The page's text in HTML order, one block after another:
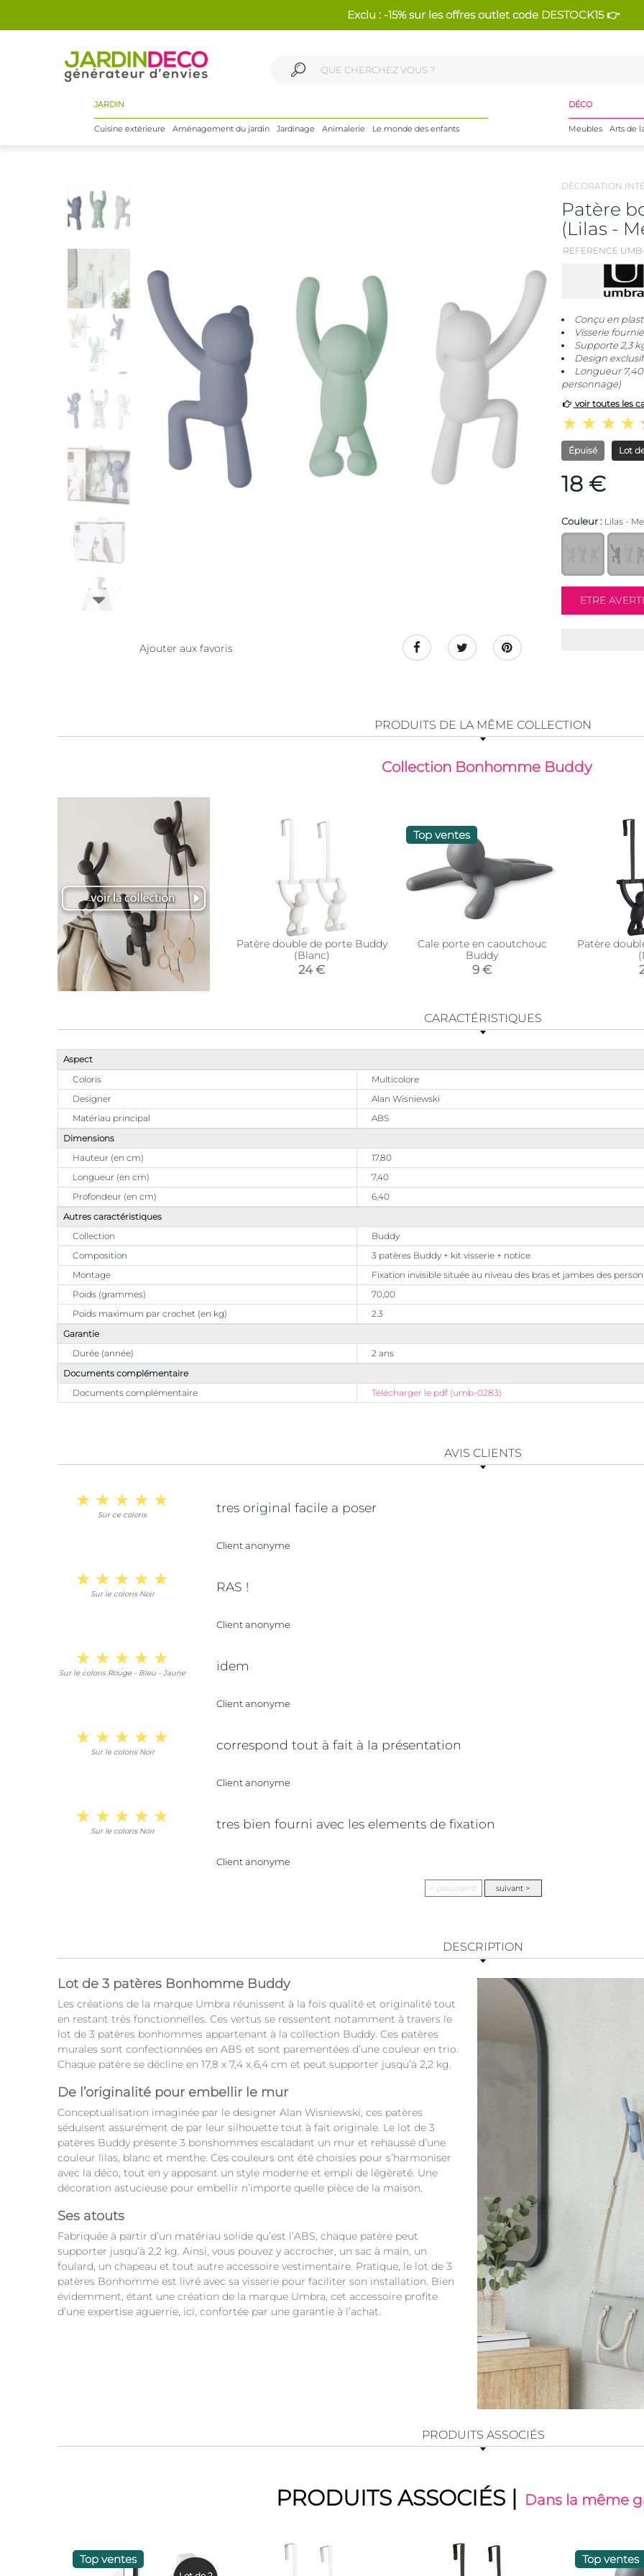
Exclu : -15% sur les offres outlet code DESTOCK15 👉
JARDIN
Cuisine extérieure Aménagement du jardin Jardinage Animalerie Le monde des enfants
DÉCO
Meubles Arts de
Ajouter aux favoris
DÉCORATION
Patère
(Lilas -
REFERENCE
Conçu en
Visserie
Supporte 2,3
Design
Longueur
personnage)
voir toutes les
Épuisé Lot
18 €
Couleur : Lilas -
PRODUITS DE LA MÊME COLLECTION
Collection Bonhomme Buddy
Patère double de porte Buddy
(Blanc)
24 €
Top ventes
Cale porte en caoutchouc
Buddy
9 €
Patère
CARACTÉRISTIQUES
Aspect
Coloris
Multicolore
Designer
Alan Wisniewski
Matériau principal
ABS
Dimensions
Hauteur (en cm)
17,80
Longueur (en cm)
7,40
Profondeur (en cm)
6,40
Autres caractéristiques
Collection
Buddy
Composition
3 patères Buddy + kit visserie + notice
Montage
Fixation invisible située au niveau des bras et jambes des
Poids (grammes)
70,00
Poids maximum par crochet (en kg)
2.3
Garantie
Durée (année)
2 ans
Documents complémentaire
Documents complémentaire
Télécharger le pdf (umb-0283)
AVIS CLIENTS
Sur ce coloris tres original facile a poser
Client anonyme
Sur le coloris Noir RAS !
Client anonyme
Sur le coloris Rouge - Bleu - Jaune idem
Client anonyme
Sur le coloris Noir correspond tout à fait à la présentation
Client anonyme
Sur le coloris Noir tres bien fourni avec les elements de fixation
Client anonyme
DESCRIPTION
Lot de 3 patères Bonhomme Buddy
Les créations de la marque Umbra réunissent à la fois qualité et originalité tout
en restant très fonctionnelles. Ces vertus se ressentent notamment à travers le
lot de 3 patères bonhommes appartenant à la collection Buddy. Ces patères
murales sont confectionnées en ABS et sont parementées d’une couleur en trio.
Chaque patère se décline en 17,8 x 7,4 x 6,4 cm et peut supporter jusqu’à 2,2 kg.
De l’originalité pour embellir le mur
Conceptualisation imaginée par le designer Alan Wisniewski, ces patères
séduisent assurément de par leur silhouette tout à fait originale. Le lot de 3
patères Buddy présente 3 bonshommes escaladant un mur et rehaussé d’une
couleur lilas, blanc et menthe. Ces couleurs ont été choisies pour s’harmoniser
avec la déco, tout en y apposant un style moderne et empli de légèreté. Une
décoration astucieuse pour embellir n’importe quelle pièce de la maison.
Ses atouts
Fabriquée à partir d’un matériau solide qu’est l’ABS, chaque patère peut
supporter jusqu’à 2,2 kg. Ainsi, vous pouvez y accrocher, un sac à main, un
foulard, un chapeau et tout autre accessoire vestimentaire. Pratique, le lot de 3
patères Bonhomme est livré avec sa visserie pour faciliter son installation. Bien
évidemment, étant une création de la marque Umbra, cet accessoire profite
d’une expertise aguerrie, ici, confortée par une garantie à l’achat.
PRODUITS ASSOCIÉS
PRODUITS ASSOCIÉS | Dans la même
Top ventes Top ventes